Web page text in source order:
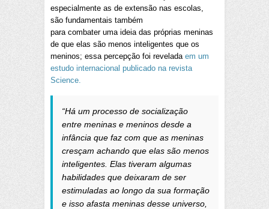
especialmente as de extensão nas escolas,
são fundamentais também
para combater uma ideia das próprias meninas
de que elas são menos inteligentes que os
meninos; essa percepção foi revelada em um
estudo internacional publicado na revista
Science.
“Há um processo de socialização
entre meninas e meninos desde a
infância que faz com que as meninas
cresçam achando que elas são menos
inteligentes. Elas tiveram algumas
habilidades que deixaram de ser
estimuladas ao longo da sua formação
e isso afasta meninas desse universo,